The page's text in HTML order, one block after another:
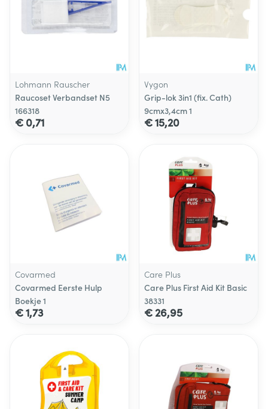
Lohmann Rauscher
Raucoset Verbandset N5
166318
€ 0,71
Vygon
Grip-lok 3in1 (fix. Cath)
9cmx3,4cm 1
€ 15,20
Covarmed
Covarmed Eerste Hulp
Boekje 1
€ 1,73
Care Plus
Care Plus First Aid Kit Basic
38331
€ 26,95